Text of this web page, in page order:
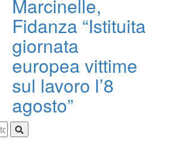
Marcinelle,
Fidanza “Istituita
giornata
europea vittime
sul lavoro l’8
agosto”